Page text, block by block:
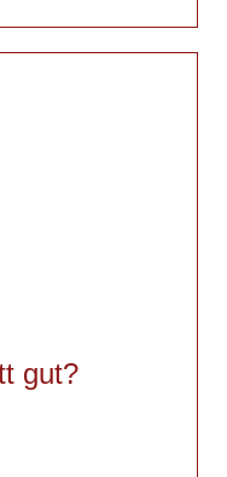
gut?